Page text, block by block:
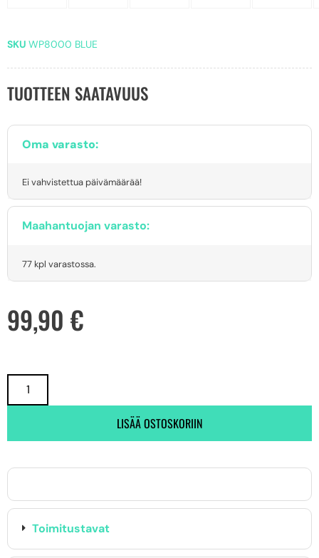
SKU WP8000 BLUE
TUOTTEEN SAATAVUUS
Oma varasto:
Ei vahvistettua päivämäärää!
Maahantuojan varasto:
77 kpl varastossa.
99,90 €
LISÄÄ OSTOSKORIIN
Toimitustavat